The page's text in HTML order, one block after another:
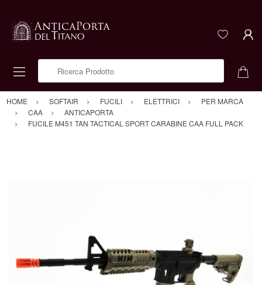
HOME SOFTAIR FUCILI ELETTRICI
PER MARCA
CAA
ANTICAPORTA
FUCILE M451 TAN TACTICAL SPORT CARABINE CAA FULL PACK